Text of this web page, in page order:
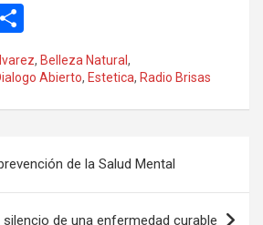
m
p
tir
, Belleza Natural,
Abierto, Estetica, Radio Brisas
de la Salud Mental
silencio de una enfermedad curable